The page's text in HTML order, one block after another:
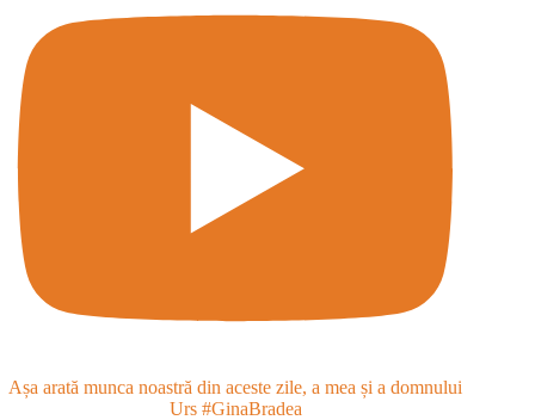
Așa arată munca noastră din aceste zile, a mea și a domnului
Urs #GinaBradea